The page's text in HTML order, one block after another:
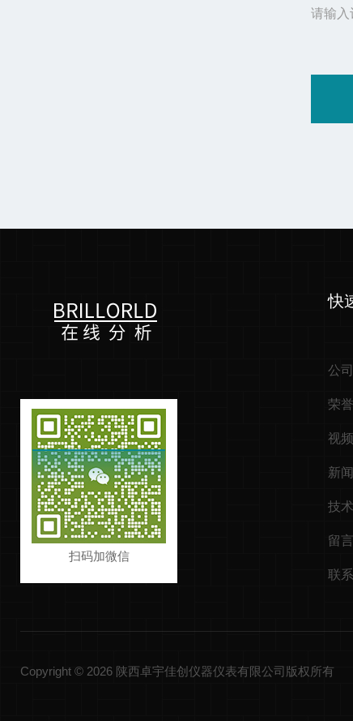
请输入
扫码加微信
快
公
荣
视
新
技
留
联
Copyright © 2026 陕西卓宇佳创仪器仪表有限公司版权所有